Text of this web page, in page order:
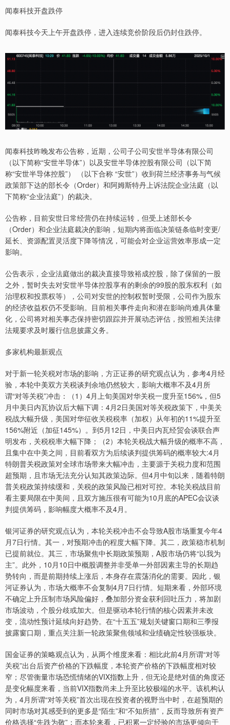
闻泰科技开盘跌停
闻泰科技今天上午开盘跌停，进入连续竞价阶段后仍封住跌停。
闻泰科技昨晚发布公告称，近期，公司子公司安世半导体有限公司
（以下简称“安世半导体”）以及安世半导体控股有限公司（以下简
称“安世半导体控股”） （以下合称 “安世”）收到荷兰经济事务与气候
政策部下达的部长令（Order）和阿姆斯特丹上诉法院企业法庭（以
下简称“企业法庭”）的裁决。
公告称，目前安世日常经营仍在持续运转，但受上述部长令
（Order）和企业法庭裁决的影响，短期内将面临决策链条临时变更/
延长、资源配置灵活度下降等情况，可能会对企业运营效率形成一定
影响。
公告表示，企业法庭做出的裁决直接导致裕成控股，除了保留的一股
之外，暂时失去对安世半导体控股享有的剩余的99股的股东权利（如
治理权和投票权等），公司对安世的控制权暂时受限，公司作为股东
的经济收益权仍不受影响。目前相关事件走向和潜在影响尚难具体量
化，公司将对相关事态保持密切跟踪并开展动态评估，按照相关法律
法规要求及时履行信息披露义务。
多家机构最新观点
对于新一轮关税对市场的影响，方正证券的研究观点认为，参考4月经
验，本轮中美双方关税谈判余地仍然较大，影响大概率不及4月所
谓“对等关税”冲击：（1）4月上旬美国对华关税一度升至156%，但5
月中美日内瓦协议后大幅下调：4月2日美国对等关税政策下，中美关
税战大幅升级，美国对华征收关税税率（加权）从年初的11%提升至
156%附近（加征145%）。到5月12日，中美日内瓦经贸会谈联合声
明发布，关税税率大幅下降；（2）本轮关税战大幅升级的概率不高，
且集中在中美之间，目前看双方为后续谈判提供筹码的概率较大:4月
特朗普关税政策对全球市场带来大幅冲击，主要源于关税力度和范围
超预期，且市场无法充分认知其政策边际。但4月中旬以来，随着特朗
普关税政策持续缓和，关税的政策风险已相对可控。本轮关税战目前
看主要局限在中美间，且双方施压很有可能为10月底的APEC会议谈
判提供筹码，影响幅度大概率不及4月。
银河证券的研究观点认为，本轮关税冲击不会导致A股市场重复今年4
月7日行情。其一，对预期冲击的程度大幅下降。其二，政策稳市机制
已提前就位。其三，市场聚焦中长期政策预期，A股市场仍将“以我为
主”。此外，10月10日中概股调整并非受单一外部因素主导的长期趋
势转向，而是前期持续上涨后，本身存在震荡消化的需要。因此，银
河证券认为，市场大概率不会复制4月7日行情。短期来看，外部环境
不确定上升压制市场风险偏好，叠加部分资金获利回吐压力，将加剧
市场波动，个股分歧或加大。但是驱动本轮行情的核心因素并未改
变，流动性预计延续向好趋势。在“十五五”规划关键窗口期和三季报
披露窗口期，重点关注新一轮政策聚焦领域和业绩确定性较强板块。
国金证券的策略观点认为，从两个维度来看：相比此前4月所谓“对等
关税”出台后资产价格的下跌幅度，本轮资产价格的下跌幅度相对较
窄；尽管衡量市场恐慌情绪的VIX指数上升，但无论是绝对值的角度还
是变化幅度来看，当前VIX指数尚未上升至比较极端的水平。该机构认
为，4月所谓“对等关税”首次出现在投资者的视野当中时，在超预期的
同时市场对其感受到的更多是“陌生”和“不知所措”，反而导致所有资产
价格选择“先跌为敬”；而本轮来看，已积累一定经验的市场更倾向于